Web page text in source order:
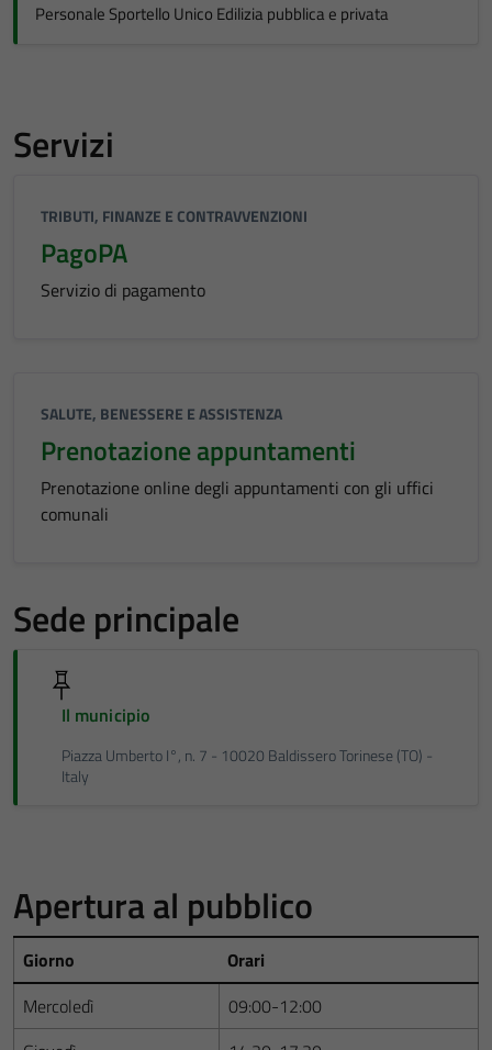
Personale Sportello Unico Edilizia pubblica e privata
Servizi
TRIBUTI, FINANZE E CONTRAVVENZIONI
PagoPA
Servizio di pagamento
SALUTE, BENESSERE E ASSISTENZA
Prenotazione appuntamenti
Prenotazione online degli appuntamenti con gli uffici
comunali
Sede principale
Il municipio
Piazza Umberto I°, n. 7 - 10020 Baldissero Torinese (TO) -
Italy
Apertura al pubblico
Giorno
Orari
Mercoledì
09:00-12:00